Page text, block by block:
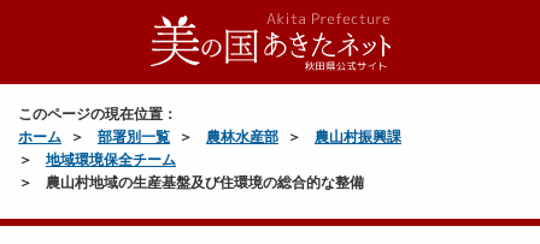
このページの現在位置：
ホーム
部署別一覧 農林水産部
農山村振興課
地域環境保全チーム
農山村地域の生産基盤及び住環境の総合的な整備